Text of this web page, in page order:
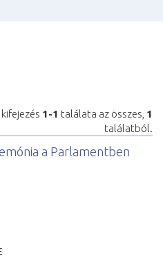
kifejezés 1-1 találata az összes, 1
találatból.
a Parlamentben